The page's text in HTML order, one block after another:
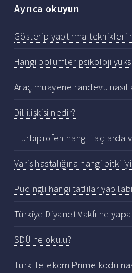
Ayrıca okuyun
Gösterip yaptırma teknikleri
Hangi bölümler psikoloji
Araç muayene randevu nasıl
Dil ilişkisi nedir?
Flurbiprofen hangi ilaçlarda
Varis hastalığına hangi bitki
Pudingli hangi tatlılar
Türkiye Diyanet Vakfı ne
SDÜ ne okulu?
Türk Telekom Prime kodu